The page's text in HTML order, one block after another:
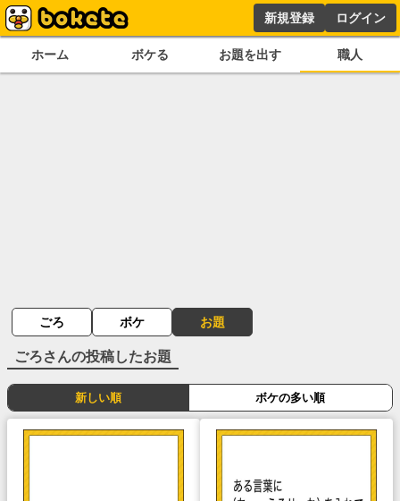
新規登録 ログイン
ホーム ボケる お題を出す 職人
ごろ ボケ お題
ごろさんの投稿したお題
新しい順 ボケの多い順